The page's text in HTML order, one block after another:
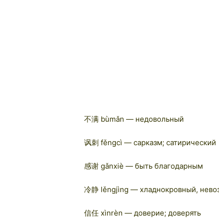
不满 bùmǎn — недовольный
讽刺 fěngcì — сарказм; сатирический
感谢 gǎnxiè — быть благодарным
冷静 lěngjìng — хладнокровный,
信任 xìnrèn — доверие; доверять